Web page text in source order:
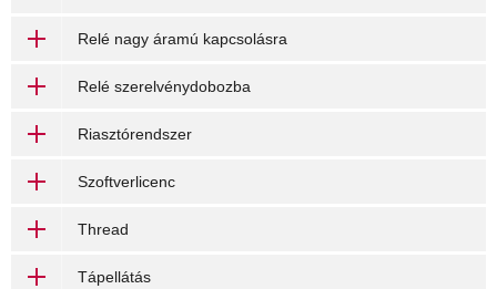
Relé nagy áramú kapcsolásra
Relé szerelvénydobozba
Riasztórendszer
Szoftverlicenc
Thread
Tápellátás